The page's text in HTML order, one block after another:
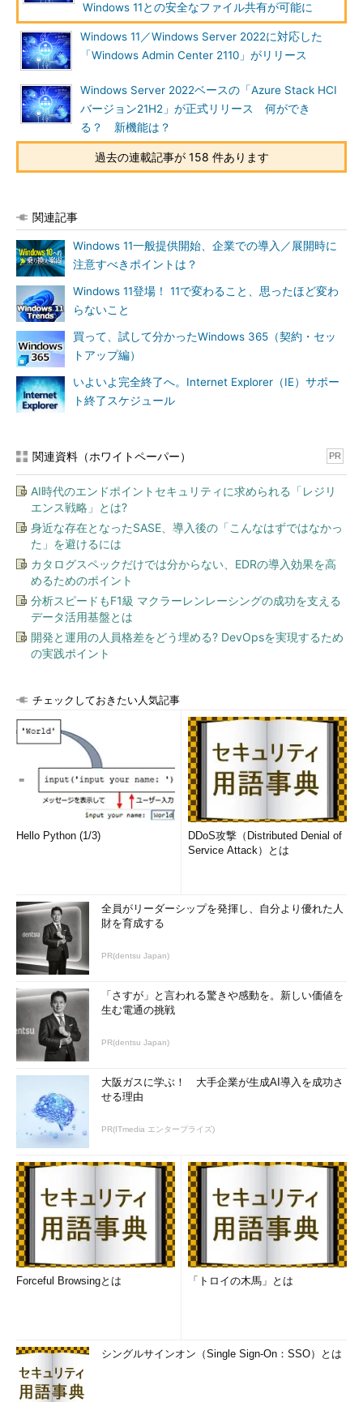
Windows 11との安全なファイル共有が可能に
Windows 11／Windows Server 2022に対応した
「Windows Admin Center 2110」がリリース
Windows Server 2022ベースの「Azure Stack HCI
バージョン21H2」が正式リリース 何ができ
る？ 新機能は？
過去の連載記事が 158 件あります
関連記事
Windows 11一般提供開始、企業での導入／展開時に
注意すべきポイントは？
Windows 11登場！ 11で変わること、思ったほど変わ
らないこと
買って、試して分かったWindows 365（契約・セッ
トアップ編）
いよいよ完全終了へ。Internet Explorer（IE）サポー
ト終了スケジュール
関連資料（ホワイトペーパー） PR
AI時代のエンドポイントセキュリティに求められる「レジリ
エンス戦略」とは?
身近な存在となったSASE、導入後の「こんなはずではなかっ
た」を避けるには
カタログスペックだけでは分からない、EDRの導入効果を高
めるためのポイント
分析スピードもF1級 マクラーレンレーシングの成功を支える
データ活用基盤とは
開発と運用の人員格差をどう埋める? DevOpsを実現するため
の実践ポイント
チェックしておきたい人気記事
Hello Python (1/3)
DDoS攻撃（Distributed Denial of
Service Attack）とは
全員がリーダーシップを発揮し、自分より優れた人
財を育成する
PR(dentsu Japan)
「さすが」と言われる驚きや感動を。新しい価値を
生む電通の挑戦
PR(dentsu Japan)
大阪ガスに学ぶ！ 大手企業が生成AI導入を成功さ
せる理由
PR(ITmedia エンタープライズ)
Forceful Browsingとは 「トロイの木馬」とは
シングルサインオン（Single Sign-On：SSO）とは